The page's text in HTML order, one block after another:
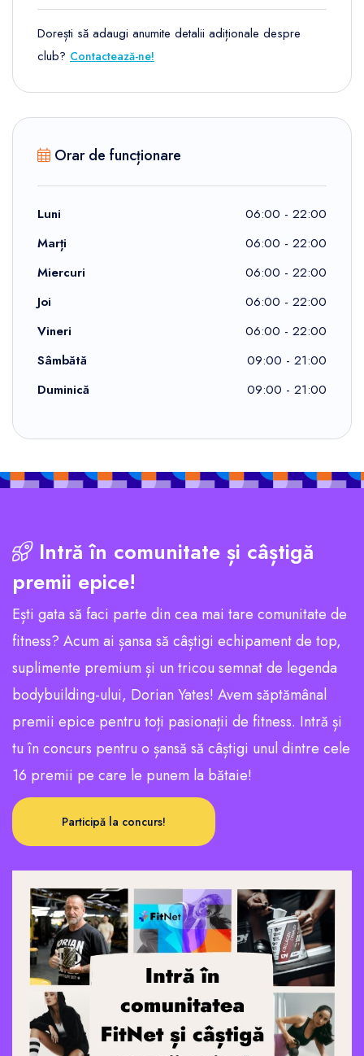
Dorești să adaugi anumite detalii adiționale despre
club? Contactează-ne!
Orar de funcționare
Luni
06:00 - 22:00
Marți
06:00 - 22:00
Miercuri
06:00 - 22:00
Joi
06:00 - 22:00
Vineri
06:00 - 22:00
Sâmbătă
09:00 - 21:00
Duminică
09:00 - 21:00
Intră în comunitate și câștigă
premii epice!
Ești gata să faci parte din cea mai tare comunitate de
fitness? Acum ai șansa să câștigi echipament de top,
suplimente premium și un tricou semnat de legenda
bodybuilding-ului, Dorian Yates! Avem săptămânal
premii epice pentru toți pasionații de fitness. Intră și
tu în concurs pentru o șansă să câștigi unul dintre cele
16 premii pe care le punem la bătaie!
Participă la concurs!